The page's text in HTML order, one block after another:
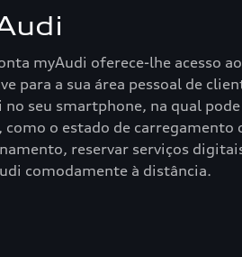
myAudi oferece-lhe acesso
para a sua área pessoal de
no seu smartphone, na qual
como o estado de carregamento
reservar serviços
comodamente à distância.